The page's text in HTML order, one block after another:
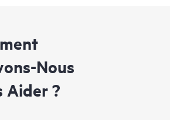
Nous
Aider ?